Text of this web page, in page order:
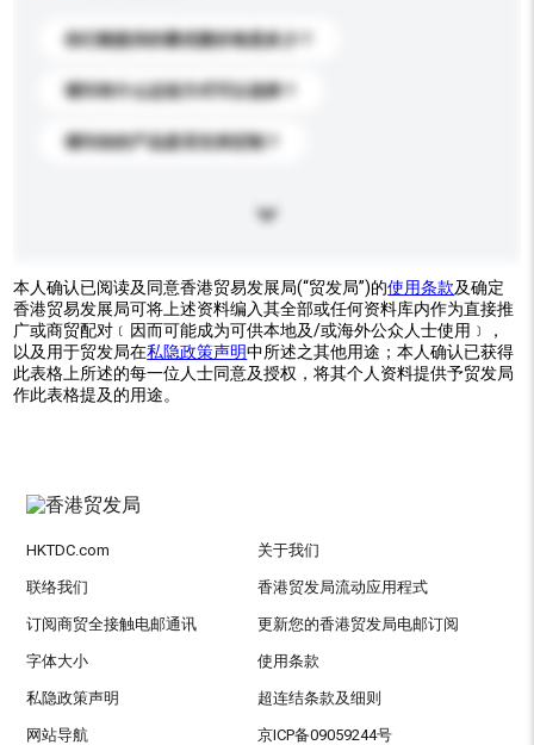
你们能提供的最优惠价格是多少？
请问有什么运送方式可以选择？
请问你的产品是否支持定制？
本人确认已阅读及同意香港贸易发展局(“贸发局”)的使用条款及确定
香港贸易发展局可将上述资料编入其全部或任何资料库内作为直接推
广或商贸配对﹝因而可能成为可供本地及/或海外公众人士使用﹞，
以及用于贸发局在私隐政策声明中所述之其他用途；本人确认已获得
此表格上所述的每一位人士同意及授权，将其个人资料提供予贸发局
作此表格提及的用途。
HKTDC.com 关于我们
联络我们 香港贸发局流动应用程式
订阅商贸全接触电邮通讯 更新您的香港贸发局电邮订阅
字体大小 使用条款
私隐政策声明 超连结条款及细则
网站导航 京ICP备09059244号